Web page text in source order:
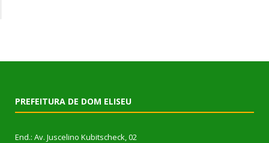
PREFEITURA DE DOM ELISEU
End.: Av. Juscelino Kubitscheck, 02